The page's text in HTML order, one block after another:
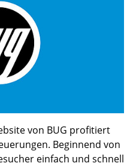
von BUG profitiert
Beginnend von
einfach und schnell